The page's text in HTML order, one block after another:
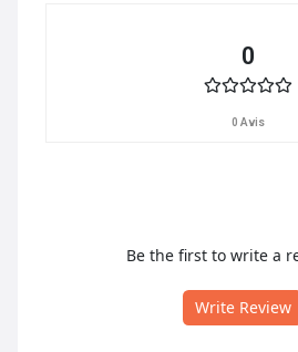
0
0 Avis
Be the first to write a
Write Review